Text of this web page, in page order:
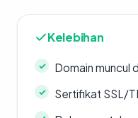
Kelebihan
Domain muncul
Sertifikat SSL/